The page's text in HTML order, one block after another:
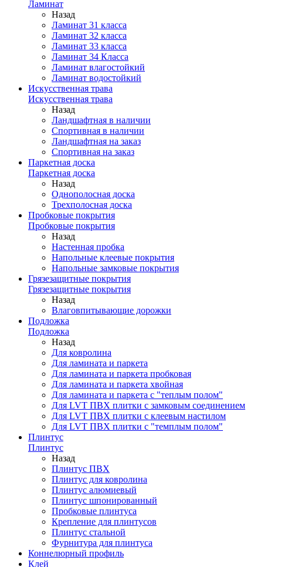
Ламинат
Назад
Ламинат 31 класса
Ламинат 32 класса
Ламинат 33 класса
Ламинат 34 Класса
Ламинат влагостойкий
Ламинат водостойкий
Искусственная трава
Искусственная трава
Назад
Ландшафтная в наличии
Спортивная в наличии
Ландшафтная на заказ
Спортивная на заказ
Паркетная доска
Паркетная доска
Назад
Однополосная доска
Трехполосная доска
Пробковые покрытия
Пробковые покрытия
Назад
Настенная пробка
Напольные клеевые покрытия
Напольные замковые покрытия
Грязезащитные покрытия
Грязезащитные покрытия
Назад
Влаговпитывающие дорожки
Подложка
Подложка
Назад
Для ковролина
Для ламината и паркета
Для ламината и паркета пробковая
Для ламината и паркета хвойная
Для ламината и паркета с "теплым полом"
Для LVT ПВХ плитки с замковым соединением
Для LVT ПВХ плитки с клеевым настилом
Для LVT ПВХ плитки с "темплым полом"
Плинтус
Плинтус
Назад
Плинтус ПВХ
Плинтус для ковролина
Плинтус алюмиевый
Плинтус шпонированный
Пробковые плинтуса
Крепление для плинтусов
Плинтус стальной
Фурнитура для плинтуса
Коннелюрный профиль
Клей